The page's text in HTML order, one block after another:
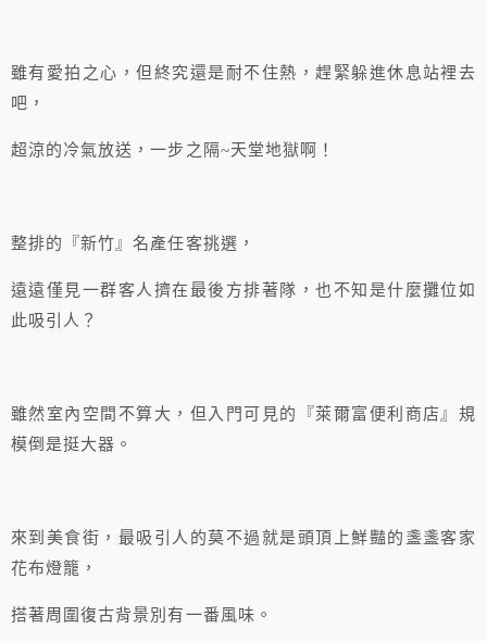
雖有愛拍之心，但終究還是耐不住熱，趕緊躲進休息站裡去
吧，
超涼的冷氣放送，一步之隔~天堂地獄啊！
整排的『新竹』名產任客挑選，
遠遠僅見一群客人擠在最後方排著隊，也不知是什麼攤位如
此吸引人？
雖然室內空間不算大，但入門可見的『萊爾富便利商店』規
模倒是挺大器。
來到美食街，最吸引人的莫不過就是頭頂上鮮豔的盞盞客家
花布燈籠，
搭著周圍復古背景別有一番風味。